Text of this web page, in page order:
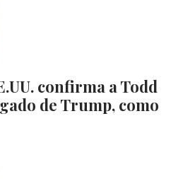
confirma a Todd
de Trump, como